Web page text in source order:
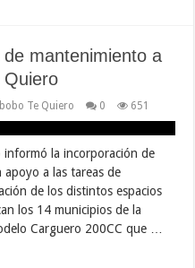
mantenimiento a
Quiero
Te Quiero 0 651
informó la incorporación de
a las tareas de
de los distintos espacios
los 14 municipios de la
Carguero 200CC que …